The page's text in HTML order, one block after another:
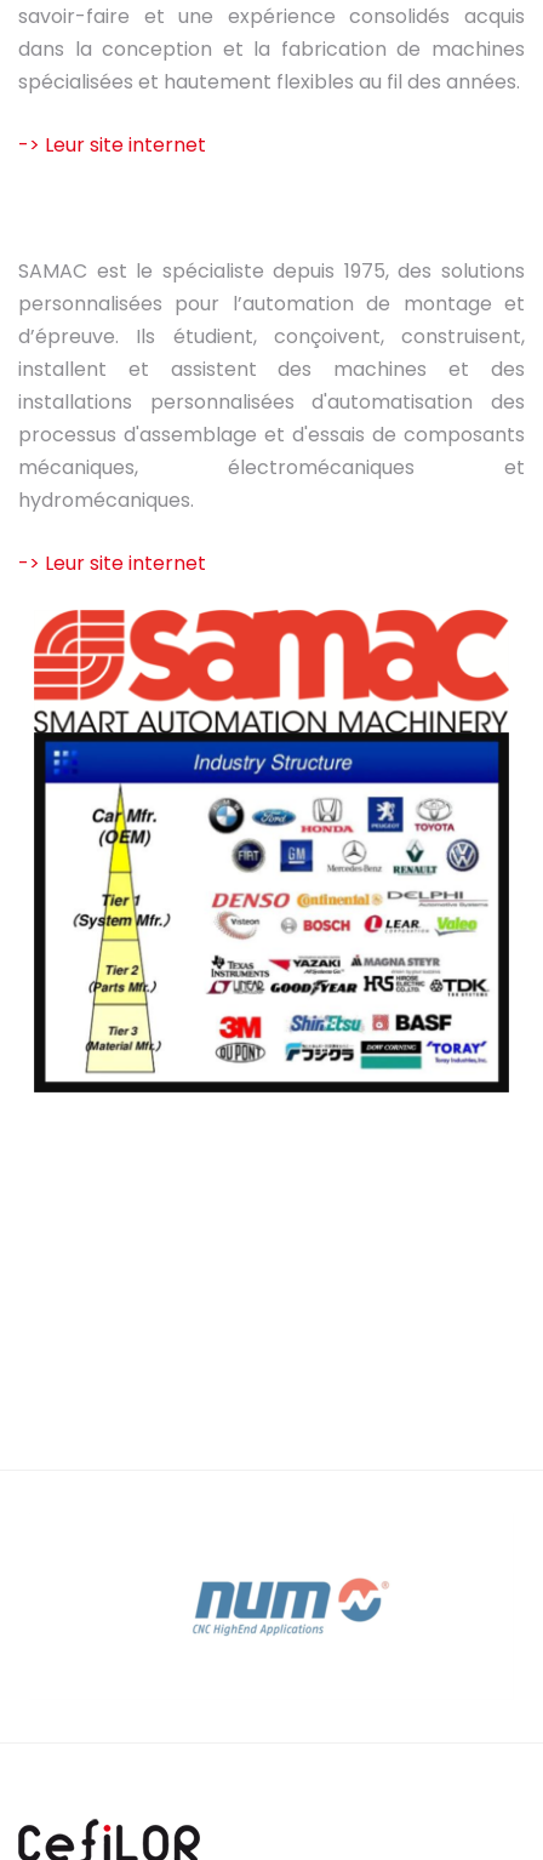
savoir-faire et une expérience consolidés acquis
dans la conception et la fabrication de machines
spécialisées et hautement flexibles au fil des années.
-> Leur site internet
SAMAC est le spécialiste depuis 1975, des solutions
personnalisées pour l’automation de montage et
d’épreuve. Ils étudient, conçoivent, construisent,
installent et assistent des machines et des
installations personnalisées d'automatisation des
processus d'assemblage et d'essais de composants
mécaniques, électromécaniques et
hydromécaniques.
-> Leur site internet